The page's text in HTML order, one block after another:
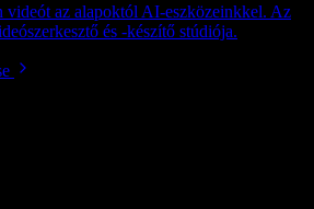
videót az alapoktól AI-eszközeinkkel. Az
és -készítő stúdiója.